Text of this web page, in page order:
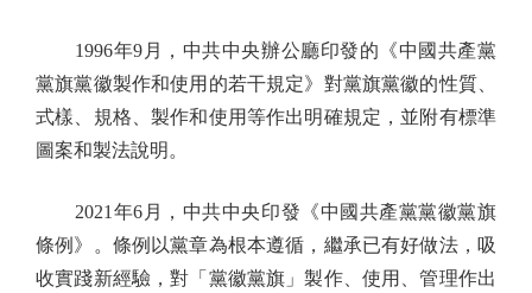
1996年9月，中共中央辦公廳印發的《中國共產黨
黨旗黨徽製作和使用的若干規定》對黨旗黨徽的性質、
式樣、規格、製作和使用等作出明確規定，並附有標準
圖案和製法說明。
2021年6月，中共中央印發《中國共產黨黨徽黨旗
條例》。條例以黨章為根本遵循，繼承已有好做法，吸
收實踐新經驗，對「黨徽黨旗」製作、使用、管理作出